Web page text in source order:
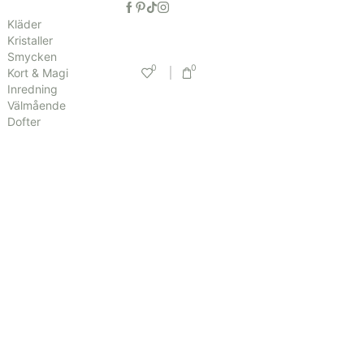
Kläder
Kristaller
Smycken
Kort & Magi
Inredning
Välmående
Dofter
0 0